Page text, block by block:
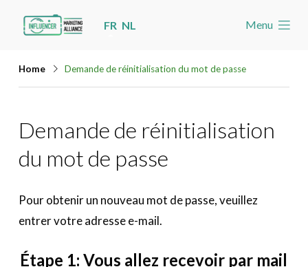
Jump
Jump
main
FR NL Menu
Home Demande de réinitialisation du mot de passe
Demande de réinitialisation
du mot de passe
Pour obtenir un nouveau mot de passe, veuillez
entrer votre adresse e-mail.
Étape 1: Vous allez recevoir par mail
Cas
Toolbox